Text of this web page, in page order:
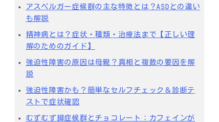
アスペルガー症候群の主な特徴とは？ASDとの違い
も解説
精神病とは？症状・種類・治療法まで【正しい理
解のためのガイド】
強迫性障害の原因は母親？真相と複数の要因を解
説
強迫性障害かも？簡単なセルフチェック＆診断テ
ストで症状確認
むずむず脚症候群とチョコレート：カフェインが